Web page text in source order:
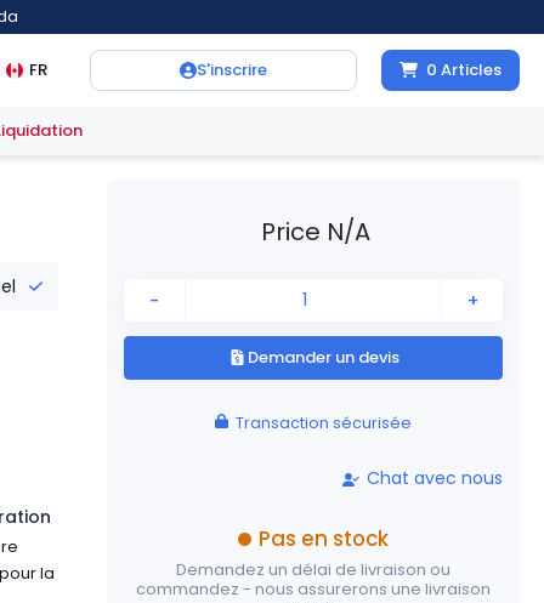
FR S'inscrire 0 Articles
la
Price N/A
- +
Demander un devis
Transaction sécurisée
Chat avec nous
Pas en stock
Demandez un délai de livraison ou
commandez - nous assurerons une livraison